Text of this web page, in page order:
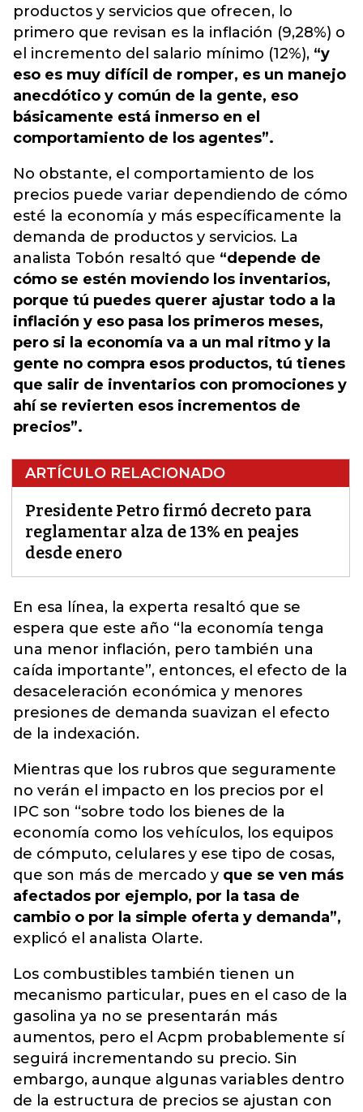
productos y servicios que ofrecen, lo
primero que revisan es la inflación (9,28%) o
el incremento del salario mínimo (12%), “y
eso es muy difícil de romper, es un manejo
anecdótico y común de la gente, eso
básicamente está inmerso en el
comportamiento de los agentes”.
No obstante, el comportamiento de los
precios puede variar dependiendo de cómo
esté la economía y más específicamente la
demanda de productos y servicios. La
analista Tobón resaltó que “depende de
cómo se estén moviendo los inventarios,
porque tú puedes querer ajustar todo a la
inflación y eso pasa los primeros meses,
pero si la economía va a un mal ritmo y la
gente no compra esos productos, tú tienes
que salir de inventarios con promociones y
ahí se revierten esos incrementos de
precios”.
ARTÍCULO RELACIONADO
Presidente Petro firmó decreto para
reglamentar alza de 13% en peajes
desde enero
En esa línea, la experta resaltó que se
espera que este año “la economía tenga
una menor inflación, pero también una
caída importante”, entonces, el efecto de la
desaceleración económica y menores
presiones de demanda suavizan el efecto
de la indexación.
Mientras que los rubros que seguramente
no verán el impacto en los precios por el
IPC son “sobre todo los bienes de la
economía como los vehículos, los equipos
de cómputo, celulares y ese tipo de cosas,
que son más de mercado y que se ven más
afectados por ejemplo, por la tasa de
cambio o por la simple oferta y demanda”,
explicó el analista Olarte.
Los combustibles también tienen un
mecanismo particular, pues en el caso de la
gasolina ya no se presentarán más
aumentos, pero el Acpm probablemente sí
seguirá incrementando su precio. Sin
embargo, aunque algunas variables dentro
de la estructura de precios se ajustan con